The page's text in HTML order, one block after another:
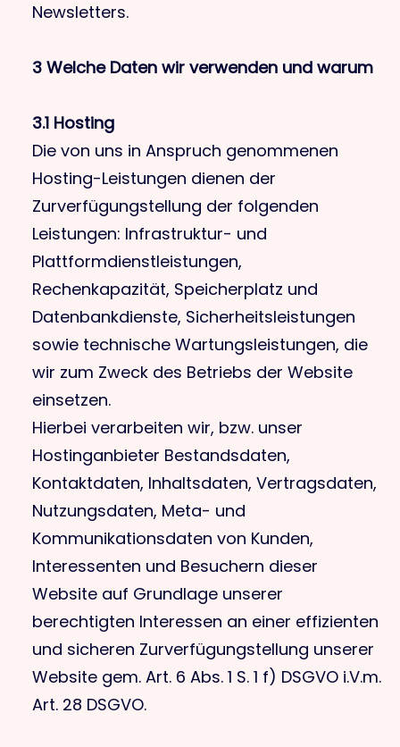
Newsletters.
3 Welche Daten wir verwenden und warum
3.1 Hosting
Die von uns in Anspruch genommenen
Hosting-Leistungen dienen der
Zurverfügungstellung der folgenden
Leistungen: Infrastruktur- und
Plattformdienstleistungen,
Rechenkapazität, Speicherplatz und
Datenbankdienste, Sicherheitsleistungen
sowie technische Wartungsleistungen, die
wir zum Zweck des Betriebs der Website
einsetzen.
Hierbei verarbeiten wir, bzw. unser
Hostinganbieter Bestandsdaten,
Kontaktdaten, Inhaltsdaten, Vertragsdaten,
Nutzungsdaten, Meta- und
Kommunikationsdaten von Kunden,
Interessenten und Besuchern dieser
Website auf Grundlage unserer
berechtigten Interessen an einer effizienten
und sicheren Zurverfügungstellung unserer
Website gem. Art. 6 Abs. 1 S. 1 f) DSGVO i.V.m.
Art. 28 DSGVO.